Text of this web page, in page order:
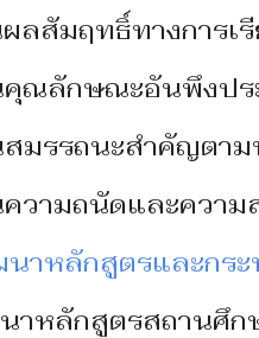
ลสัมฤทธิ์ทางการเ
คุณลักษณะอันพึงปร
สมรรถนะสําคัญตา
วามถนัดและความ
าหลักสูตรและกระ
หลักสูตรสถานศึก